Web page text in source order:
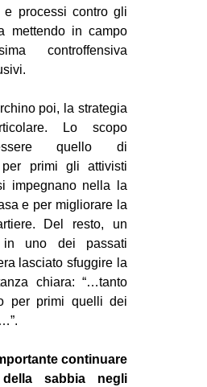
e processi contro gli
mettendo in campo
controffensiva
poi, la strategia
Lo scopo
quello di
per primi gli attivisti
impegnano nella la
e per migliorare la
Del resto, un
in uno dei passati
lasciato sfuggire la
chiara: “…tanto
per primi quelli dei
continuare
sabbia negli